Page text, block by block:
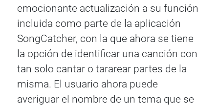
emocionante actualización a su función
incluida como parte de la aplicación
SongCatcher, con la que ahora se tiene
la opción de identificar una canción con
tan solo cantar o tararear partes de la
misma. El usuario ahora puede
averiguar el nombre de un tema que se